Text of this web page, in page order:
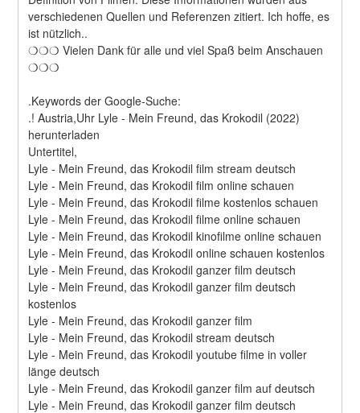
verschiedenen Quellen und Referenzen zitiert. Ich hoffe, es
ist nützlich..
❍❍❍ Vielen Dank für alle und viel Spaß beim Anschauen
❍❍❍
.Keywords der Google-Suche:
.! Austria,Uhr Lyle - Mein Freund, das Krokodil (2022)
herunterladen
Untertitel,
Lyle - Mein Freund, das Krokodil film stream deutsch
Lyle - Mein Freund, das Krokodil film online schauen
Lyle - Mein Freund, das Krokodil filme kostenlos schauen
Lyle - Mein Freund, das Krokodil filme online schauen
Lyle - Mein Freund, das Krokodil kinofilme online schauen
Lyle - Mein Freund, das Krokodil online schauen kostenlos
Lyle - Mein Freund, das Krokodil ganzer film deutsch
Lyle - Mein Freund, das Krokodil ganzer film deutsch
kostenlos
Lyle - Mein Freund, das Krokodil ganzer film
Lyle - Mein Freund, das Krokodil stream deutsch
Lyle - Mein Freund, das Krokodil youtube filme in voller
länge deutsch
Lyle - Mein Freund, das Krokodil ganzer film auf deutsch
Lyle - Mein Freund, das Krokodil ganzer film deutsch